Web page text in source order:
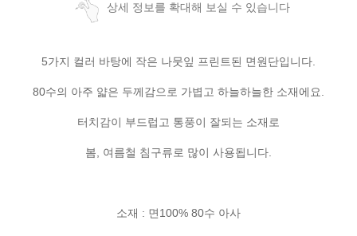
상세 정보를 확대해 보실 수 있습니다
5가지 컬러 바탕에 작은 나뭇잎 프린트된 면원단입니다.
80수의 아주 얇은 두께감으로 가볍고 하늘하늘한 소재에요.
터치감이 부드럽고 통풍이 잘되는 소재로
봄, 여름철 침구류로 많이 사용됩니다.
소재 : 면100% 80수 아사